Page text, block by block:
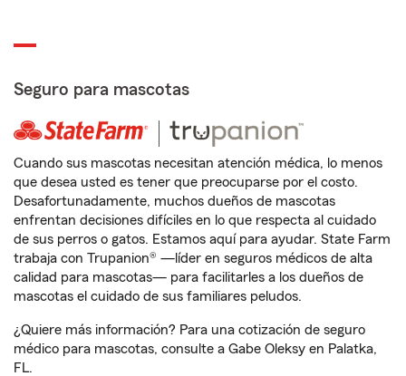
Seguro para mascotas
Cuando sus mascotas necesitan atención médica, lo menos
que desea usted es tener que preocuparse por el costo.
Desafortunadamente, muchos dueños de mascotas
enfrentan decisiones difíciles en lo que respecta al cuidado
de sus perros o gatos. Estamos aquí para ayudar. State Farm
trabaja con Trupanion® —líder en seguros médicos de alta
calidad para mascotas— para facilitarles a los dueños de
mascotas el cuidado de sus familiares peludos.
¿Quiere más información? Para una cotización de seguro
médico para mascotas, consulte a Gabe Oleksy en Palatka,
FL.